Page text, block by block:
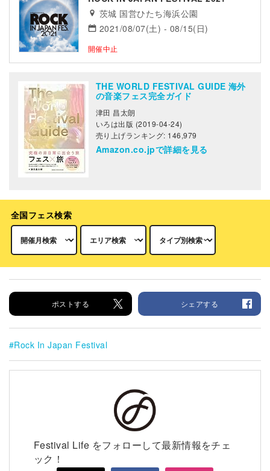
茨城 国営ひたち海浜公園
2021/08/07(土) - 08/15(日)
開催中止
THE WORLD FESTIVAL GUIDE 海外
の音楽フェス完全ガイド
津田 昌太朗
いろは出版 (2019-04-24)
売り上げランキング: 146,979
Amazon.co.jpで詳細を見る
全国フェス検索
ポストする シェアする
Rock In Japan Festival
Festival Life をフォローして最新情報をチェ
ック！